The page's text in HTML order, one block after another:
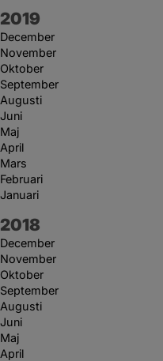
År:
2019
December
November
Oktober
September
Augusti
Juni
Maj
April
Mars
Februari
Januari
År:
2018
December
November
Oktober
September
Augusti
Juni
Maj
April